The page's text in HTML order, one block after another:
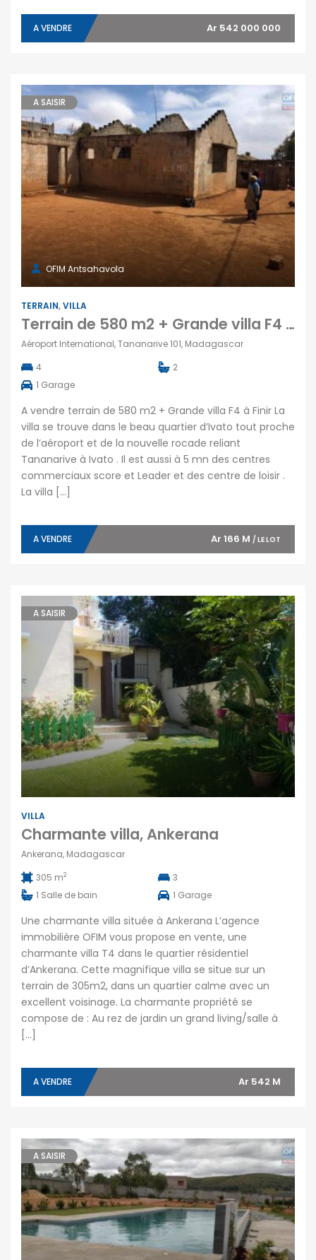
A VENDRE Ar 542 000 000
A SAISIR
OFIM Antsahavola
TERRAIN,VILLA
Terrain de 580 m2 + Grande villa F4 à Finir, Ivato
Aéroport International, Tananarive 101, Madagascar
4
2
1 Garage
A vendre terrain de 580 m2 + Grande villa F4 à Finir La
villa se trouve dans le beau quartier d’Ivato tout proche
de l’aéroport et de la nouvelle rocade reliant
Tananarive à Ivato . Il est aussi à 5 mn des centres
commerciaux score et Leader et des centre de loisir .
La villa […]
A VENDRE Ar 166 M / LE LOT
A SAISIR
VILLA
Charmante villa, Ankerana
Ankerana, Madagascar
305 m2
3
1 Salle de bain 1 Garage
Une charmante villa située à Ankerana L’agence
immobilière OFIM vous propose en vente, une
charmante villa T4 dans le quartier résidentiel
d’Ankerana. Cette magnifique villa se situe sur un
terrain de 305m2, dans un quartier calme avec un
excellent voisinage. La charmante propriété se
compose de : Au rez de jardin un grand living/salle à
[…]
A VENDRE Ar 542 M
A SAISIR